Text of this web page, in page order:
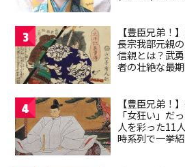
3
【豊臣兄弟！
長宗我部元親
信親とは？武
者の壮絶な最期
4
【豊臣兄弟！
「女狂い」だ
人を彩った11
時系列で一挙